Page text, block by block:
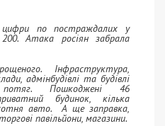
цифри по постраждалих у
Атака росіян забрала
Інфраструктура,
адмінбудівлі та будівлі
Пошкоджені 46
будинок, кілька
авто. А ще заправка,
павільйони, магазини.